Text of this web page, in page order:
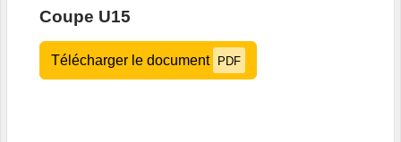
Coupe U15
Télécharger le document PDF